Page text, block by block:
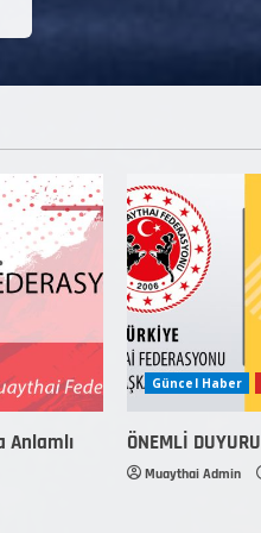
Anlamlı
Güncel Haber
ÖNEMLİ DUYURU
Muaythai Admin